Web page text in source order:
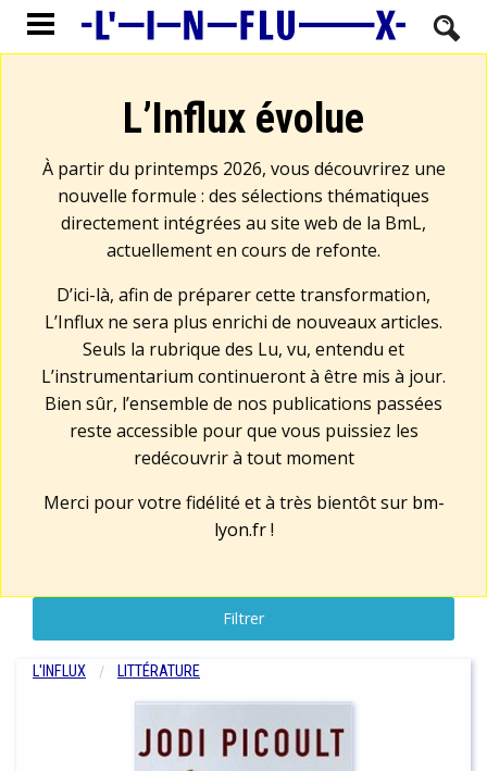
L’Influx évolue
À partir du printemps 2026, vous découvrirez une
nouvelle formule : des sélections thématiques
directement intégrées au site web de la BmL,
actuellement en cours de refonte.
D’ici-là, afin de préparer cette transformation,
L’Influx ne sera plus enrichi de nouveaux articles.
Seuls la rubrique des Lu, vu, entendu et
L’instrumentarium continueront à être mis à jour.
Bien sûr, l’ensemble de nos publications passées
reste accessible pour que vous puissiez les
redécouvrir à tout moment
Merci pour votre fidélité et à très bientôt sur bm-
lyon.fr!
Filtrer
L'INFLUX LITTÉRATURE